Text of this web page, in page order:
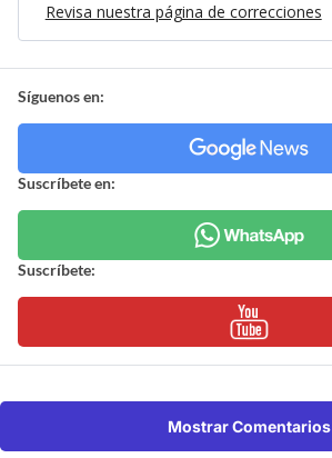
Revisa nuestra página de correcciones
Síguenos en:
Suscríbete en:
Suscríbete:
Mostrar Comentarios